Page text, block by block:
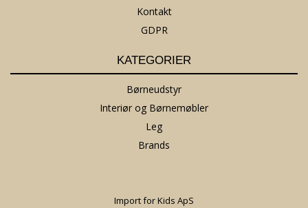
Kontakt
GDPR
KATEGORIER
Børneudstyr
Interiør og Børnemøbler
Leg
Brands
Import for Kids ApS